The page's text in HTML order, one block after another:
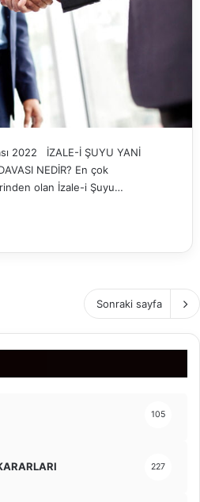
2022 İZALE-İ ŞUYU YANİ
NEDİR? En çok
olan İzale-i Şuyu…
Sonraki sayfa
105
227